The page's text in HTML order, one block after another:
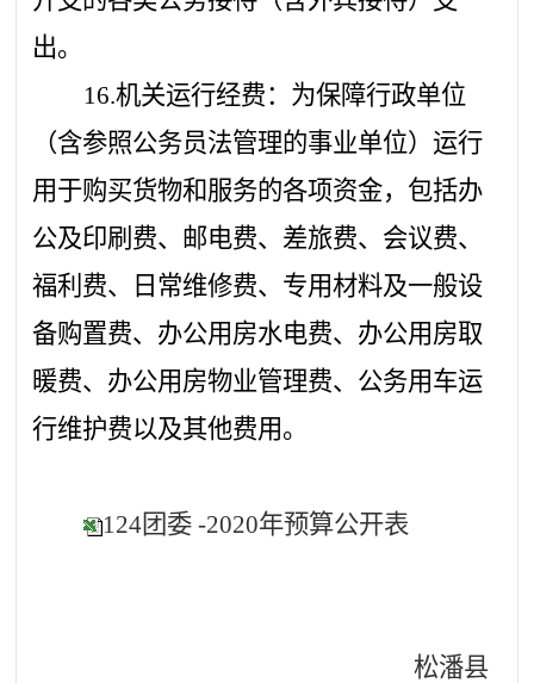
出。
16.机关运行经费：为保障行政单位
（含参照公务员法管理的事业单位）运行
用于购买货物和服务的各项资金，包括办
公及印刷费、邮电费、差旅费、会议费、
福利费、日常维修费、专用材料及一般设
备购置费、办公用房水电费、办公用房取
暖费、办公用房物业管理费、公务用车运
行维护费以及其他费用。
124团委 -2020年预算公开表
松潘县